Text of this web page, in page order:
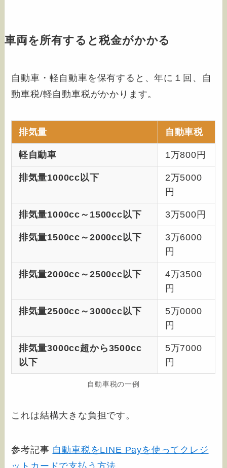
車両を所有すると税金がかかる
自動車・軽自動車を保有すると、年に１回、自
動車税/軽自動車税がかかります。
排気量 自動車税
軽自動車 1万800円
排気量1000cc以下
2万5000
円
排気量1000cc～1500cc以下 3万500円
排気量1500cc～2000cc以下
3万6000
円
排気量2000cc～2500cc以下
4万3500
円
排気量2500cc～3000cc以下
5万0000
円
排気量3000cc超から3500cc
以下
5万7000
円
自動車税の一例
これは結構大きな負担です。
参考記事 自動車税をLINE Payを使ってクレジ